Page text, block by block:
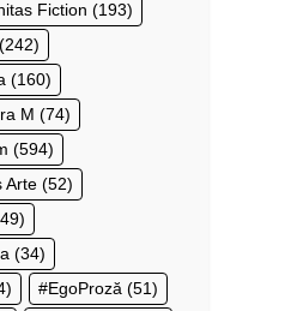
Fiction (193)
(242)
(160)
M (74)
(594)
Arte (52)
(34)
EgoProză (51)